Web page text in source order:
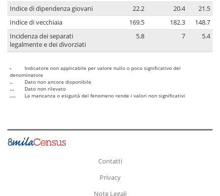
Indice di dipendenza giovani
22.2 20.4
21.5
Indice di vecchiaia
169.5 182.3
148.7
Incidenza dei separati
legalmente e dei divorziati
5.8 7 5.4
-
Indicatore non applicabile per valore nullo o poco significativo del
denominatore
..
Dato non ancora disponibile
...
Dato non rilevato
....
La mancanza o esiguità del fenomeno rende i valori non significativi
Contatti
Privacy
Note Legali